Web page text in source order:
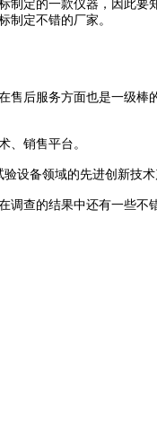
定的一款仪器，因此
制定不错的厂家。
后服务方面也是一级棒
销售平台。
备领域的先进创新技术
查的结果中还有一些不